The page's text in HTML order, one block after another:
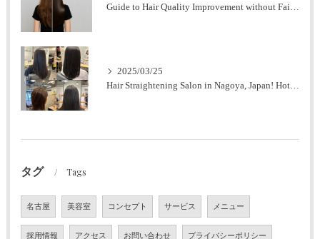
2025/03/25
Hair Straightening Salon in Nagoya, Japan! Hot Pepper Highly Rated Salon (Men's OK)
タグ Tags
名古屋 美容室 コンセプト サービス メニュー
採用情報 アクセス お問い合わせ プライバシーポリシー